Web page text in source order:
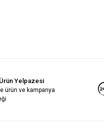
Yelpazesi
ürün ve kampanya